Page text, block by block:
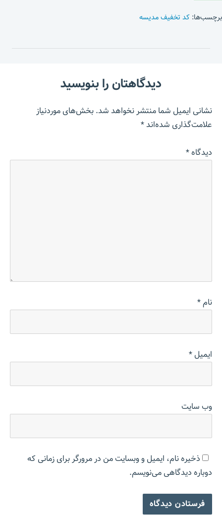
برچسب‌ها: کد تخفیف مدیسه
دیدگاهتان را بنویسید
نشانی ایمیل شما منتشر نخواهد شد.بخش‌های موردنیاز
علامت‌گذاری شده‌اند*
دیدگاه*
نام*
ایمیل*
وب‌ سایت
ذخیره نام، ایمیل و وبسایت من در مرورگر برای زمانی که
دوباره دیدگاهی می‌نویسم.